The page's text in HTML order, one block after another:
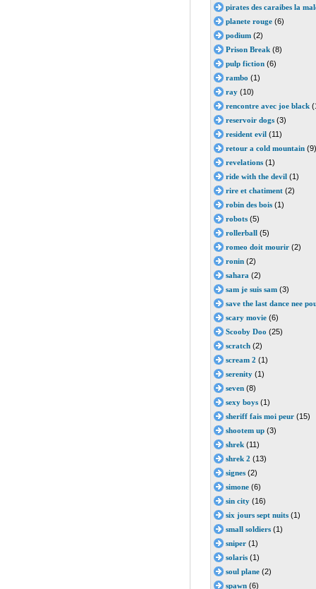
pirates des caraibes la
planete rouge (6)
podium (2)
Prison Break (8)
pulp fiction (6)
rambo (1)
ray (10)
rencontre avec joe black
reservoir dogs (3)
resident evil (11)
retour a cold mountain (9)
revelations (1)
ride with the devil (1)
rire et chatiment (2)
robin des bois (1)
robots (5)
rollerball (5)
romeo doit mourir (2)
ronin (2)
sahara (2)
sam je suis sam (3)
save the last dance nee
scary movie (6)
Scooby Doo (25)
scratch (2)
scream 2 (1)
serenity (1)
seven (8)
sexy boys (1)
sheriff fais moi peur (15)
shootem up (3)
shrek (11)
shrek 2 (13)
signes (2)
simone (6)
sin city (16)
six jours sept nuits (1)
small soldiers (1)
sniper (1)
solaris (1)
soul plane (2)
spawn (6)